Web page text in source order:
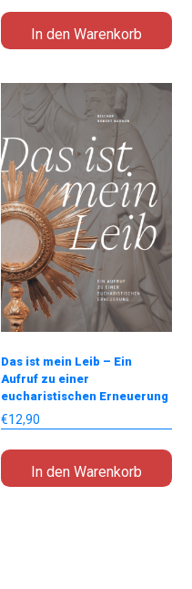
In den Warenkorb
Das ist mein Leib – Ein
Aufruf zu einer
eucharistischen Erneuerung
€12,90
In den Warenkorb